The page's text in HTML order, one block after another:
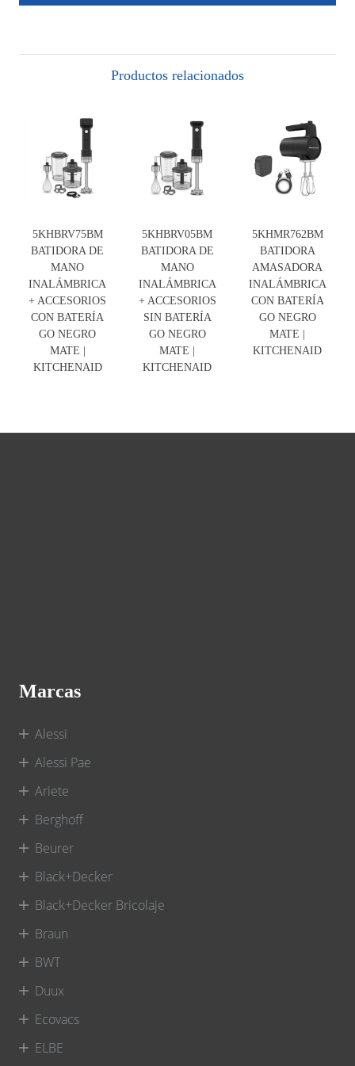
Productos relacionados
5KHBRV75BM
BATIDORA DE
MANO
INALÁMBRICA
+ ACCESORIOS
CON BATERÍA
GO NEGRO
MATE |
KITCHENAID
5KHBRV05BM
BATIDORA DE
MANO
INALÁMBRICA
+ ACCESORIOS
SIN BATERÍA
GO NEGRO
MATE |
KITCHENAID
5KHMR762BM
BATIDORA
AMASADORA
INALÁMBRICA
CON BATERÍA
GO NEGRO
MATE |
KITCHENAID
Marcas
Alessi
Alessi Pae
Ariete
Berghoff
Beurer
Black+Decker
Black+Decker Bricolaje
Braun
BWT
Duux
Ecovacs
ELBE